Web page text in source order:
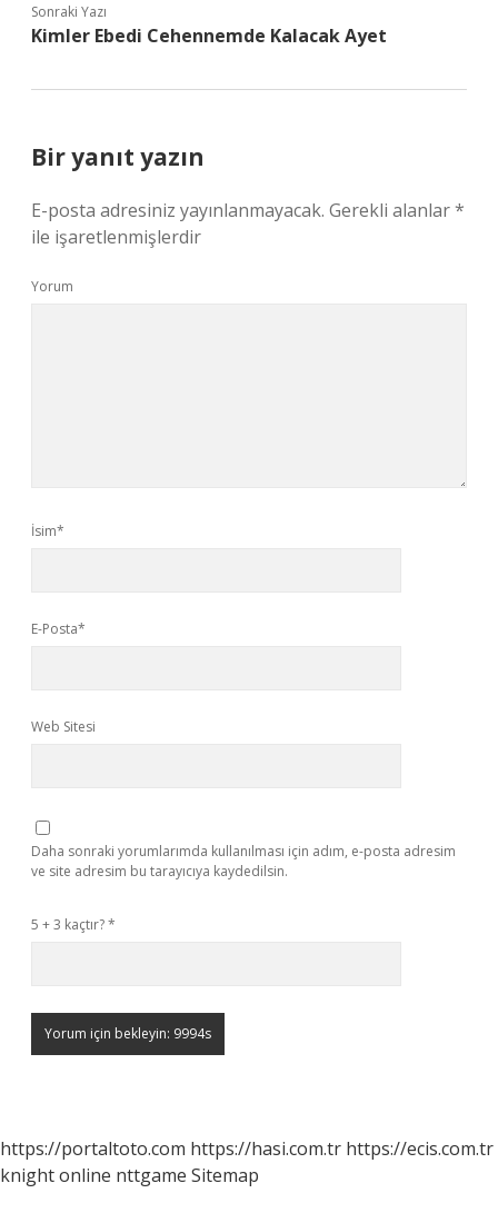
Sonraki Yazı
Kimler Ebedi Cehennemde Kalacak Ayet
Bir yanıt yazın
E-posta adresiniz yayınlanmayacak. Gerekli alanlar*
ile işaretlenmişlerdir
Yorum
İsim*
E-Posta*
Web Sitesi
Daha sonraki yorumlarımda kullanılması için adım, e-posta adresim
ve site adresim bu tarayıcıya kaydedilsin.
5 + 3 kaçtır?*
https://portaltoto.com https://hasi.com.tr https://ecis.com.tr
knight online nttgame Sitemap